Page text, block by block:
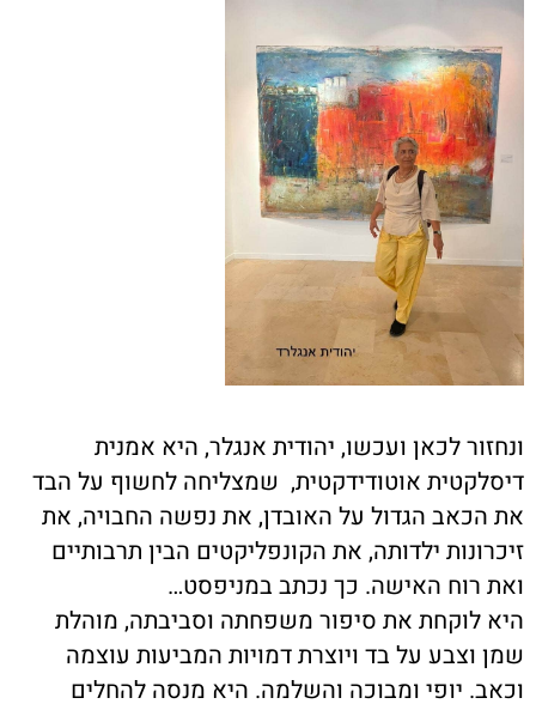
ונחזור לכאן ועכשו, יהודית אנגלר, היא אמנית
דיסלקטית אוטודידקטית, שמצליחה לחשוף על הבד
את הכאב הגדול על האובדן, את נפשה החבויה, את
זיכרונות ילדותה, את הקונפליקטים הבין תרבותיים
ואת רוח האישה. כך נכתב במניפסט…
היא לוקחת את סיפור משפחתה וסביבתה, מוהלת
שמן וצבע על בד ויוצרת דמויות המביעות עוצמה
וכאב. יופי ומבוכה והשלמה. היא מנסה להחלים